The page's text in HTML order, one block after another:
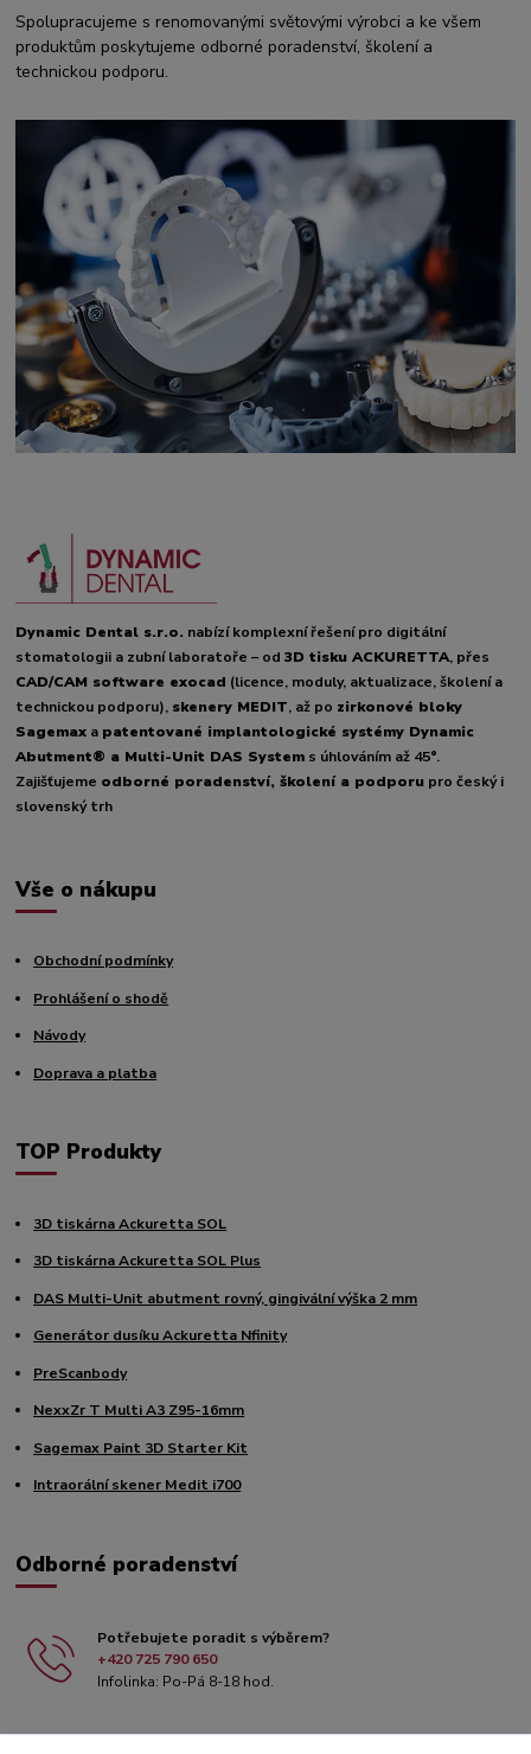
Spolupracujeme s renomovanými světovými výrobci a ke všem
produktům poskytujeme odborné poradenství, školení a
technickou podporu.
Dynamic Dental s.r.o. nabízí komplexní řešení pro digitální
stomatologii a zubní laboratoře – od3D tisku ACKURETTA, přes
CAD/CAM software exocad (licence, moduly, aktualizace, školení a
technickou podporu), skenery MEDIT, až po zirkonové bloky
Sagemax a patentované implantologické systémy Dynamic
Abutment® a Multi-Unit DAS System s úhlováním až 45°.
Zajišťujeme odborné poradenství, školení a podporu pro český i
slovenský trh
Vše o nákupu
Obchodní podmínky
Prohlášení o shodě
Návody
Doprava a platba
TOP Produkty
3D tiskárna Ackuretta SOL
3D tiskárna Ackuretta SOL Plus
DAS Multi-Unit abutment rovný, gingivální výška 2 mm
Generátor dusíku Ackuretta Nfinity
PreScanbody
NexxZr T Multi A3 Z95-16mm
Sagemax Paint 3D Starter Kit
Intraorální skener Medit i700
Odborné poradenství
Potřebujete poradit s výběrem?
+420 725 790 650
Infolinka: Po-Pá 8-18 hod.